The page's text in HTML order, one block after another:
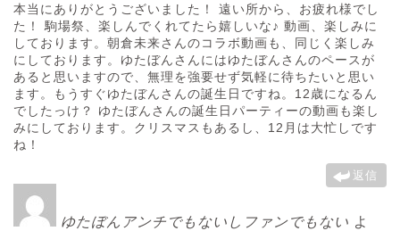
本当にありがとうございました！ 遠い所から、お疲れ様でし
た！ 駒場祭、楽しんでくれてたら嬉しいな♪ 動画、楽しみに
しております。朝倉未来さんのコラボ動画も、同じく楽しみ
にしております。ゆたぼんさんにはゆたぼんさんのペースが
あると思いますので、無理を強要せず気軽に待ちたいと思い
ます。もうすぐゆたぼんさんの誕生日ですね。12歳になるん
でしたっけ？ ゆたぼんさんの誕生日パーティーの動画も楽し
みにしております。クリスマスもあるし、12月は大忙しです
ね！
返信
ゆたぼんアンチでもないしファンでもない よ